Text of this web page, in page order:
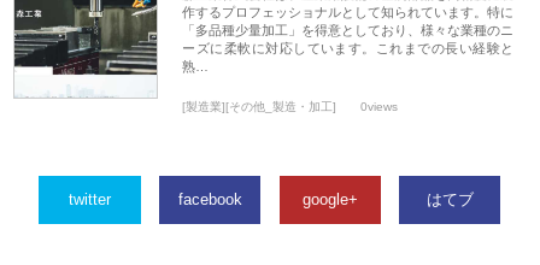
作するプロフェッショナルとして知られています。特に
「多品種少量加工」を得意としており、様々な業種のニ
ーズに柔軟に対応しています。これまでの長い経験と
熟…
[製造業][その他_製造・加工] 0views
twitter facebook google+ はてブ